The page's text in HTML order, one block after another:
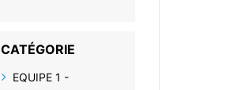
CATÉGORIE
EQUIPE 1 -